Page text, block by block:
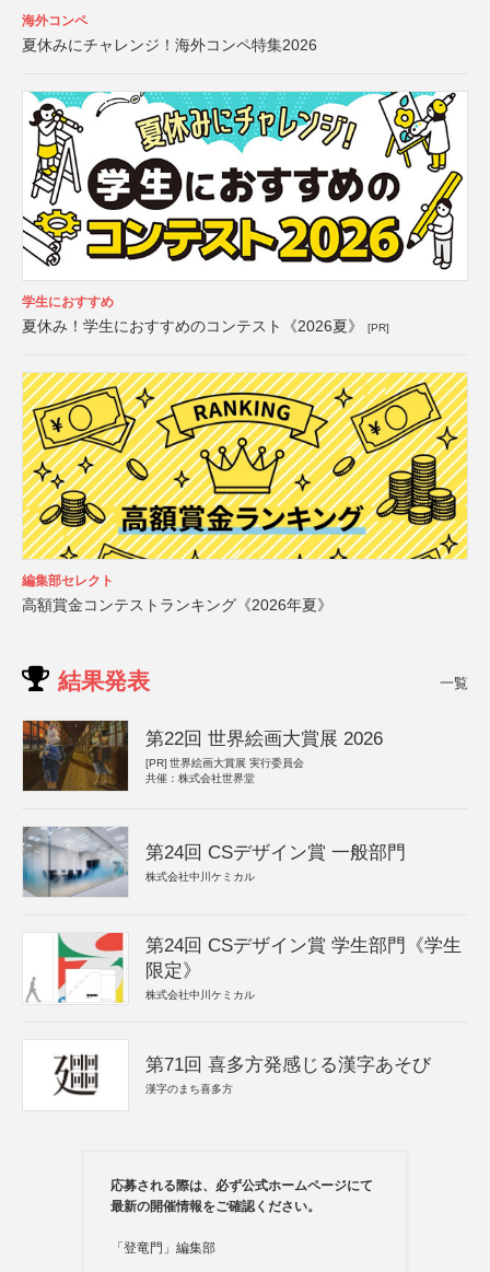
海外コンペ
夏休みにチャレンジ！海外コンペ特集2026
学生におすすめ
夏休み！学生におすすめのコンテスト《2026夏》 [PR]
編集部セレクト
高額賞金コンテストランキング《2026年夏》
結果発表 一覧
第22回 世界絵画大賞展 2026
[PR] 世界絵画大賞展 実行委員会
共催：株式会社世界堂
第24回 CSデザイン賞 一般部門
株式会社中川ケミカル
第24回 CSデザイン賞 学生部門《学生
限定》
株式会社中川ケミカル
第71回 喜多方発感じる漢字あそび
漢字のまち喜多方
応募される際は、必ず公式ホームページにて
最新の開催情報をご確認ください。
「登竜門」編集部